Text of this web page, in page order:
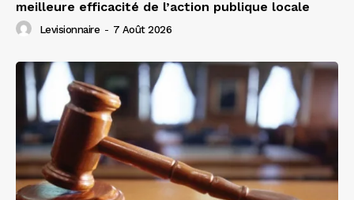
meilleure efficacité de l’action publique locale
Levisionnaire - 7 Août 2026